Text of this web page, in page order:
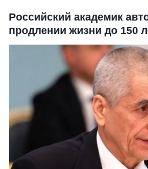
Российский академик
продлении жизни до 150